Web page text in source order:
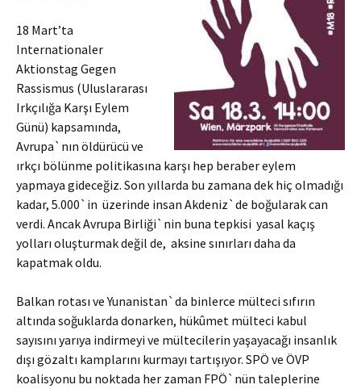
18 Mart’ta
Internationaler
Aktionstag Gegen
Rassismus (Uluslararası
Irkçılığa Karşı Eylem
Günü) kapsamında,
Avrupa`nın öldürücü ve
ırkçı bölünme politikasına karşı hep beraber eylem
yapmaya gideceğiz. Son yıllarda bu zamana dek hiç olmadığı
kadar, 5.000`in üzerinde insan Akdeniz`de boğularak can
verdi. Ancak Avrupa Birliği`nin buna tepkisi yasal kaçış
yolları oluşturmak değil de, aksine sınırları daha da
kapatmak oldu.
Balkan rotası ve Yunanistan`da binlerce mülteci sıfırın
altında soğuklarda donarken, hükûmet mülteci kabul
sayısını yarıya indirmeyi ve mültecilerin yaşayacağı insanlık
dışı gözaltı kamplarını kurmayı tartışıyor. SPÖ ve ÖVP
koalisyonu bu noktada her zaman FPÖ`nün taleplerine